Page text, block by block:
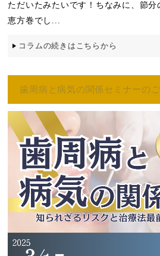
ただいたみたいです！ちなみに、節
恵方巻でし...
コラムの続きはこちらから
歯周病と病気の関係セミナーの